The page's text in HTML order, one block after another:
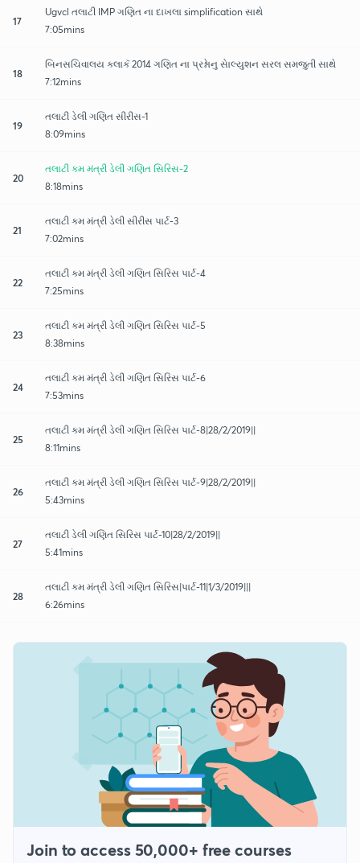
17
Ugvcl તલાટી IMP ગણિત ના દાખલા simplification સાથે
7:05mins
18
બિનસચિવાલય કલાકૅ 2014 ગણિત ના પ્રશ્નાેનુ સાેલ્યુશન સરલ સમજુતી સાથે
7:12mins
19
તલાટી ડેલી ગણિત સીરીસ-1
8:09mins
20
તલાટી કમ મંત્રી ડેલી ગણિત સિરિસ-2
8:18mins
21
તલાટી કમ મંત્રી ડેલી સીરીસ પાર્ટ-3
7:02mins
22
તલાટી કમ મંત્રી ડેલી ગણિત સિરિસ પાર્ટ-4
7:25mins
23
તલાટી કમ મંત્રી ડેલી ગણિત સિરિસ પાર્ટ-5
8:38mins
24
તલાટી કમ મંત્રી ડેલી ગણિત સિરિસ પાર્ટ-6
7:53mins
25
તલાટી કમ મંત્રી ડેલી ગણિત સિરિસ પાર્ટ-8|28/2/2019||
8:11mins
26
તલાટી કમ મંત્રી ડેલી ગણિત સિરિસ પાર્ટ-9|28/2/2019||
5:43mins
27
તલાટી ડેલી ગણિત સિરિસ પાર્ટ-10|28/2/2019||
5:41mins
28
તલાટી કમ મંત્રી ડેલી ગણિત સિરિસ|પાર્ટ-11|1/3/2019|||
6:26mins
Join to access 50,000+ free courses